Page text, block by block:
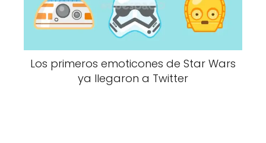
Los primeros emoticones de Star Wars
ya llegaron a Twitter